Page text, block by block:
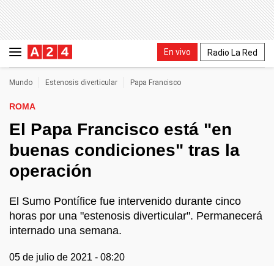
En vivo Radio La Red
Mundo Estenosis diverticular Papa Francisco
ROMA
El Papa Francisco está "en
buenas condiciones" tras la
operación
El Sumo Pontífice fue intervenido durante cinco
horas por una "estenosis diverticular". Permanecerá
internado una semana.
05 de julio de 2021 - 08:20